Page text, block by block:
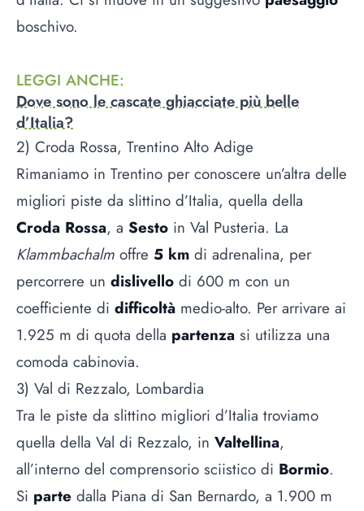
boschivo.
LEGGI ANCHE:
Dove sono le cascate ghiacciate più belle
d’Italia?
2) Croda Rossa, Trentino Alto Adige
Rimaniamo in Trentino per conoscere un’altra delle
migliori piste da slittino d’Italia, quella della
Croda Rossa, a Sesto in Val Pusteria. La
Klammbachalm offre 5 km di adrenalina, per
percorrere un dislivello di 600 m con un
coefficiente di difficoltà medio-alto. Per arrivare ai
1.925 m di quota della partenza si utilizza una
comoda cabinovia.
3) Val di Rezzalo, Lombardia
Tra le piste da slittino migliori d’Italia troviamo
quella della Val di Rezzalo, in Valtellina,
all’interno del comprensorio sciistico di Bormio.
Si parte dalla Piana di San Bernardo, a 1.900 m